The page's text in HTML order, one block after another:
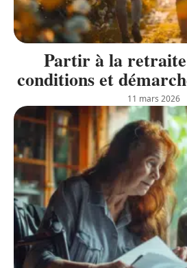
Partir à la retraite
conditions et
11 mars 2026